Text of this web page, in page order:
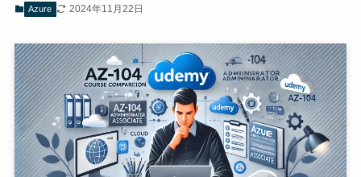
Azure 2024年11月22日